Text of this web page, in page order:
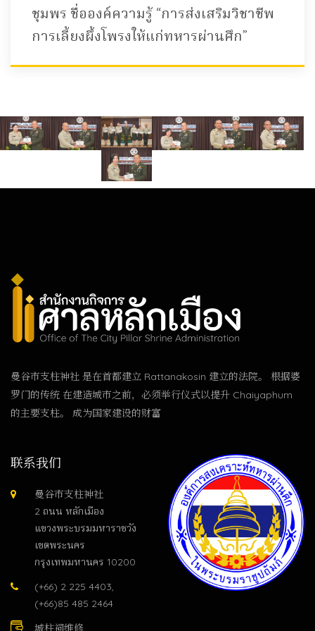
ชุมพร ชื่อองค์ความรู้ “การส่งเสริมวิชาชีพ
การเลี้ยงผึ้งโพรงให้แก่ทหารผ่านศึก”
曼谷市支柱神社 是在首都建立 Rattanakosin 建立的法院。 根据婆
罗门的传统 在建造城市之前，必须举行仪式以提升 Chaiyaphum
的主要支柱。 成为国家建设的财富
联系我们
曼谷市支柱神社
2 ถนน หลักเมือง
แขวงพระบรมมหาราชวัง
เขตพระนคร
กรุงเทพมหานคร 10200
(+66) 2 225 4403,
(+66)85 485 2464
城柱祠维修